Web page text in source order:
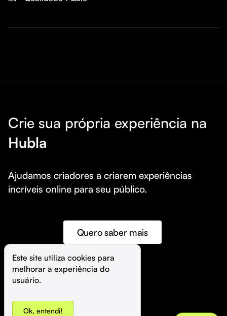
Crie sua própria experiência na
Hubla
Ajudamos criadores a criarem experiências
incríveis online para seu público.
Quero saber mais
©️ Hubla Tecnologia Ltda • 2026
Este site utiliza cookies para
melhorar a experiência do
usuário.
Ok, entendi!